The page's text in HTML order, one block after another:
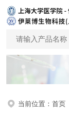
当前位置：首页